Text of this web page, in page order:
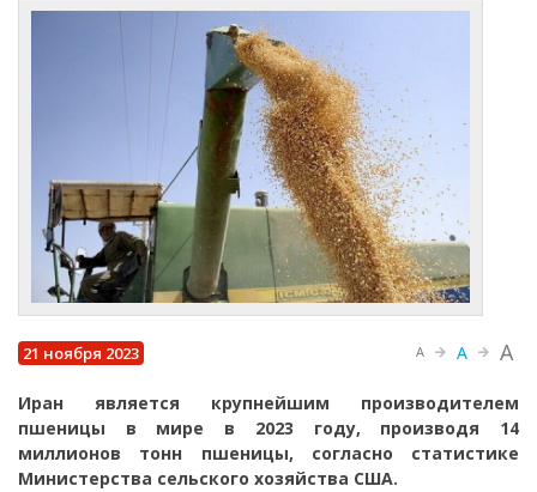
21 ноября 2023 A A A
Иран является крупнейшим производителем
пшеницы в мире в 2023 году, производя 14
миллионов тонн пшеницы, согласно статистике
Министерства сельского хозяйства США.